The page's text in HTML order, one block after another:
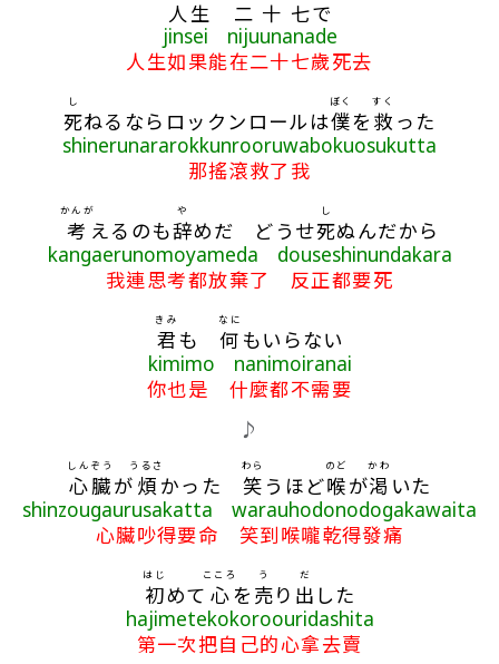
人生 二 十 七で
jinsei nijuunanade
人生如果能在二十七歲死去
死
し
ねるならロックンロールは僕
ぼく
を 救
すく
った
shinerunararokkunrooruwabokuosukutta
那搖滾救了我
考
かんが
えるのも辞
や
めだ どうせ死
し
ぬんだから
kangaerunomoyameda douseshinundakara
我連思考都放棄了 反正都要死
君
きみ
も 何
なに
もいらない
kimimo nanimoiranai
你也是 什麼都不需要
♪
心臓
しんぞう
が 煩
うるさ
かった 笑
わら
うほど喉
のど
が渇
かわ
いた
shinzougaurusakatta warauhodonodogakawaita
心臟吵得要命 笑到喉嚨乾得發痛
初
はじ
めて 心
こころ
を 売
う
り 出
だ
した
hajimetekokoroouridashita
第一次把自己的心拿去賣